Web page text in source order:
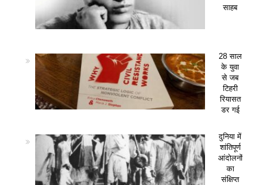
साहब
28 साल
के युवा
से जब
टिहरी
रियासत
डर गई
दुनिया में
शांतिपूर्ण
आंदोलनों
का
संक्षिप्त